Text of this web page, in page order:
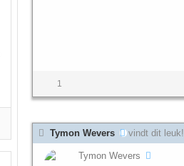
1
Tymon Wevers vindt dit leuk!
Tymon Wevers